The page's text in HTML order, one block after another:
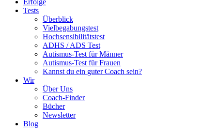
Erfolge
Tests
Überblick
Vielbegabungstest
Hochsensibilitätstest
ADHS / ADS Test
Autismus-Test für Männer
Autismus-Test für Frauen
Kannst du ein guter Coach sein?
Wir
Über Uns
Coach-Finder
Bücher
Newsletter
Blog